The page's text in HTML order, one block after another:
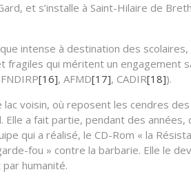
et s’installe à Saint-Hilaire de
intense à destination des scolaires,
qui méritent un engagement
[16], AFMD[17], CADIR[18]).
lac voisin, où reposent les cendres
a fait partie, pendant des années,
qui a réalisé, le CD-Rom « la
fou » contre la barbarie. Elle le
humanité.